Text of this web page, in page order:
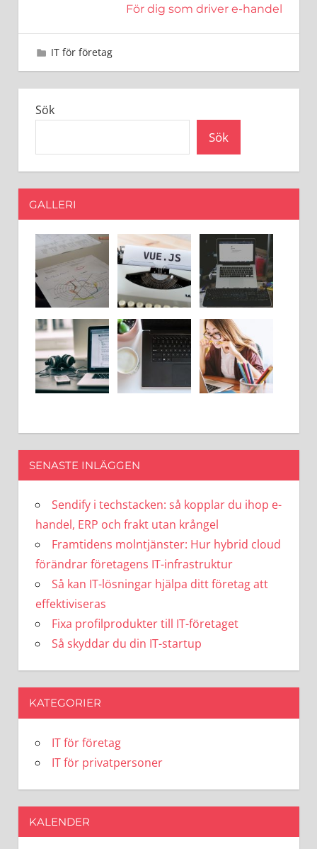
För dig som driver e-handel
4 maj 2024
admin
IT för företag
Sök
Sök
GALLERI
SENASTE INLÄGGEN
Sendify i techstacken: så kopplar du ihop e-
handel, ERP och frakt utan krångel
Framtidens molntjänster: Hur hybrid cloud
förändrar företagens IT-infrastruktur
Så kan IT-lösningar hjälpa ditt företag att
effektiviseras
Fixa profilprodukter till IT-företaget
Så skyddar du din IT-startup
KATEGORIER
IT för företag
IT för privatpersoner
KALENDER